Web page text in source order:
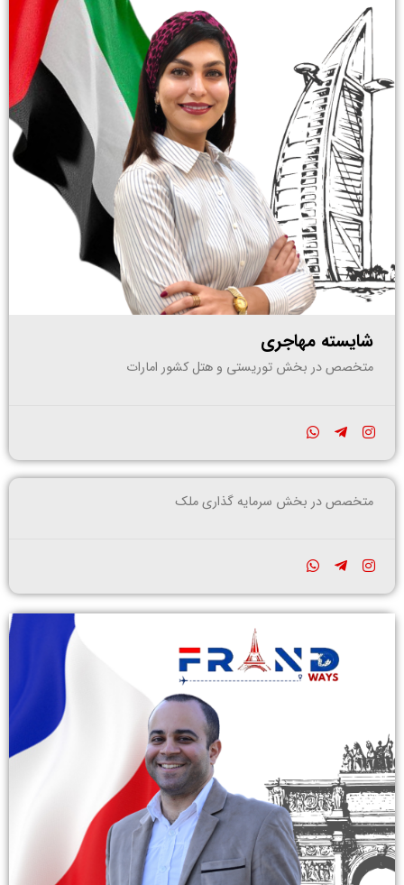
شایسته مهاجری
متخصص در بخش توریستی و هتل کشور امارات
متخصص در بخش سرمایه گذاری ملک